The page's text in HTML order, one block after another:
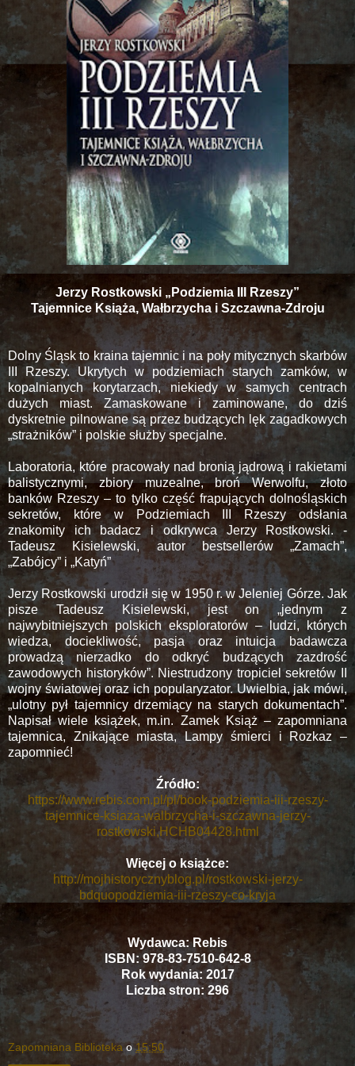
Jerzy Rostkowski „Podziemia III Rzeszy”
Tajemnice Książa, Wałbrzycha i Szczawna-Zdroju
Dolny Śląsk to kraina tajemnic i na poły mitycznych skarbów
III Rzeszy. Ukrytych w podziemiach starych zamków, w
kopalnianych korytarzach, niekiedy w samych centrach
dużych miast. Zamaskowane i zaminowane, do dziś
dyskretnie pilnowane są przez budzących lęk zagadkowych
„strażników” i polskie służby specjalne.
Laboratoria, które pracowały nad bronią jądrową i rakietami
balistycznymi, zbiory muzealne, broń Werwolfu, złoto
banków Rzeszy – to tylko część frapujących dolnośląskich
sekretów, które w Podziemiach III Rzeszy odsłania
znakomity ich badacz i odkrywca Jerzy Rostkowski. -
Tadeusz Kisielewski, autor bestsellerów „Zamach”,
„Zabójcy” i „Katyń”
Jerzy Rostkowski urodził się w 1950 r. w Jeleniej Górze. Jak
pisze Tadeusz Kisielewski, jest on „jednym z
najwybitniejszych polskich eksploratorów – ludzi, których
wiedza, dociekliwość, pasja oraz intuicja badawcza
prowadzą nierzadko do odkryć budzących zazdrość
zawodowych historyków”. Niestrudzony tropiciel sekretów II
wojny światowej oraz ich popularyzator. Uwielbia, jak mówi,
„ulotny pył tajemnicy drzemiący na starych dokumentach”.
Napisał wiele książek, m.in. Zamek Książ – zapomniana
tajemnica, Znikające miasta, Lampy śmierci i Rozkaz –
zapomnieć!
Źródło:
https://www.rebis.com.pl/pl/book-podziemia-iii-rzeszy-
tajemnice-ksiaza-walbrzycha-i-szczawna-jerzy-
rostkowski,HCHB04428.html
Więcej o książce:
http://mojhistorycznyblog.pl/rostkowski-jerzy-
bdquopodziemia-iii-rzeszy-co-kryja
Wydawca: Rebis
ISBN: 978-83-7510-642-8
Rok wydania: 2017
Liczba stron: 296
Zapomniana Biblioteka o15:50